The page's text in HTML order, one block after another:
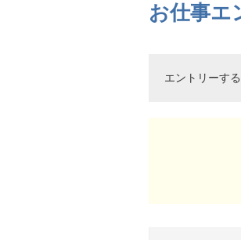
お仕事エ
エントリーす